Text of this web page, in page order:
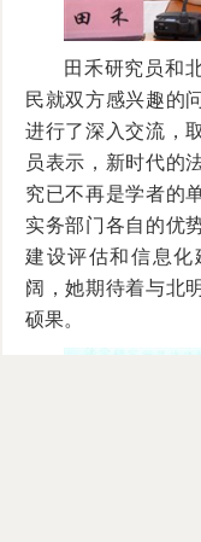
田禾研究员和
民就双方感兴趣的
进行了深入交流，
员表示，新时代的
究已不再是学者的
实务部门各自的优
建设评估和信息
阔，她期待着与北
硕果。